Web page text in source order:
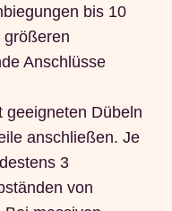
bis 10
größeren
Anschlüsse
geeigneten Dübeln
anschließen. Je
3
von